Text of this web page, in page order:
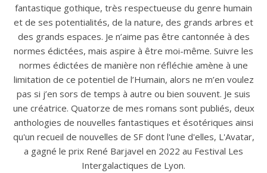
fantastique gothique, très respectueuse du genre humain
et de ses potentialités, de la nature, des grands arbres et
des grands espaces. Je n’aime pas être cantonnée à des
normes édictées, mais aspire à être moi-même. Suivre les
normes édictées de manière non réfléchie amène à une
limitation de ce potentiel de l’Humain, alors ne m’en voulez
pas si j’en sors de temps à autre ou bien souvent. Je suis
une créatrice. Quatorze de mes romans sont publiés, deux
anthologies de nouvelles fantastiques et ésotériques ainsi
qu'un recueil de nouvelles de SF dont l'une d'elles, L'Avatar,
a gagné le prix René Barjavel en 2022 au Festival Les
Intergalactiques de Lyon.